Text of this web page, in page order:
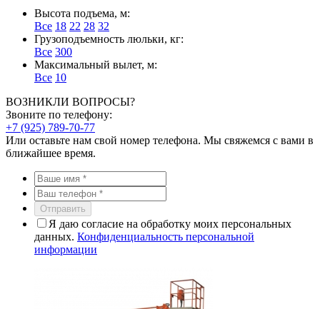
Высота подъема, м:
Все 18 22 28 32
Грузоподъемность люльки, кг:
Все 300
Максимальный вылет, м:
Все 10
ВОЗНИКЛИ ВОПРОСЫ?
Звоните по телефону:
+7 (925) 789-70-77
Или оставьте нам свой номер телефона. Мы свяжемся с вами в
ближайшее время.
Отправить
Я даю согласие на обработку моих персональных
данных. Конфиденциальность персональной
информации